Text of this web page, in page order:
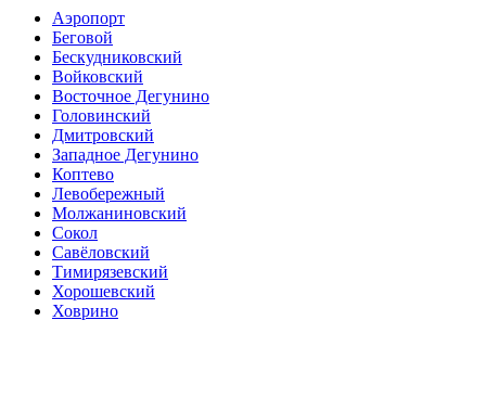
Аэропорт
Беговой
Бескудниковский
Войковский
Восточное Дегунино
Головинский
Дмитровский
Западное Дегунино
Коптево
Левобережный
Молжаниновский
Сокол
Савёловский
Тимирязевский
Хорошевский
Ховрино